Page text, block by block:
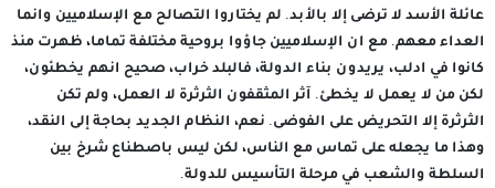
عائلة الأسد لا ترضى إلا بالأبد. لم يختاروا التصالح مع الإسلاميين وانما
العداء معهم. مع ان الإسلاميين جاؤوا بروحية مختلفة تماما، ظهرت منذ
كانوا في ادلب، يريدون بناء الدولة، فالبلد خراب، صحيح انهم يخطئون،
لكن من لا يعمل لا يخطئ. آثر المثقفون الثرثرة لا العمل، ولم تكن
الثرثرة إلا التحريض على الفوضى. نعم، النظام الجديد بحاجة إلى النقد،
وهذا ما يجعله على تماس مع الناس، لكن ليس باصطناع شرخ بين
السلطة والشعب في مرحلة التأسيس للدولة.